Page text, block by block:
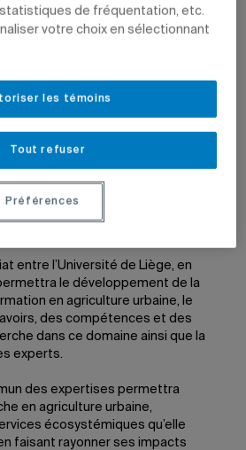
tous
entre l’Université de Liège
un projet de l’AU/LAB.
Pierre
entre l’Université de Liège, en
le développement de la
en agriculture urbaine, le
des compétences et des
dans ce domaine ainsi que la
experts.
des expertises permettra
en agriculture urbaine,
écosystémiques qu’elle
faisant rayonner ses impacts
statistiques de fréquentation, etc.
votre choix en sélectionnant
Tout refuser
les témoins
Préférences